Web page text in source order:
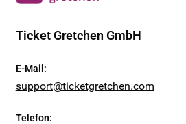
Ticket Gretchen GmbH
E-Mail:
support@ticketgretchen.com
Telefon: